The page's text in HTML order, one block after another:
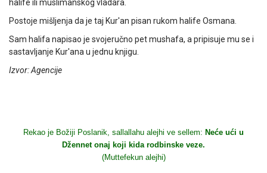
halife ili muslimanskog vladara.
Postoje mišljenja da je taj Kur'an pisan rukom halife Osmana.
Sam halifa napisao je svojeručno pet mushafa, a pripisuje mu se i
sastavljanje Kur'ana u jednu knjigu.
Izvor: Agencije
Rekao je Božiji Poslanik, sallallahu alejhi ve sellem: Neće ući u
Džennet onaj koji kida rodbinske veze.
(Muttefekun alejhi)